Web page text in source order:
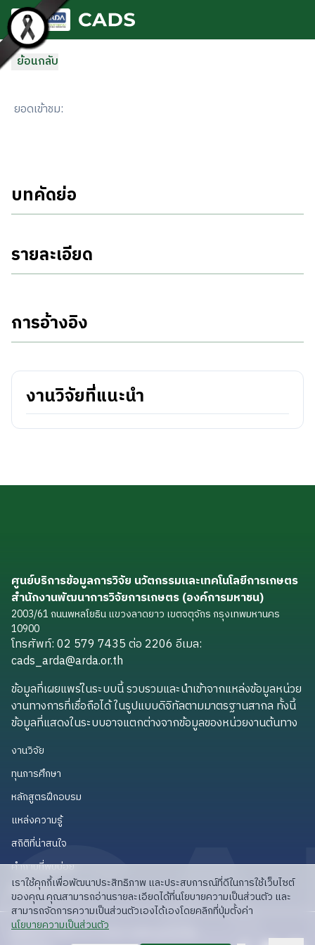
ข้ามไปยังเนื้อหาหลัก
ย้อนกลับ
ยอดเข้าชม:
บทคัดย่อ
รายละเอียด
การอ้างอิง
งานวิจัยที่แนะนำ
ศูนย์บริการข้อมูลการวิจัย นวัตกรรมและเทคโนโลยีการเกษตร
สำนักงานพัฒนาการวิจัยการเกษตร (องค์การมหาชน)
2003/61 ถนนพหลโยธิน แขวงลาดยาว เขตจตุจักร กรุงเทพมหานคร
10900
โทรศัพท์: 02 579 7435 ต่อ 2206 อีเมล:
cads_arda@arda.or.th
ข้อมูลที่เผยแพร่ในระบบนี้ รวบรวมและนำเข้าจากแหล่งข้อมูลหน่วย
งานทางการที่เชื่อถือได้ ในรูปแบบดิจิทัลตามมาตรฐานสากล ทั้งนี้
ข้อมูลที่แสดงในระบบอาจแตกต่างจากข้อมูลของหน่วยงานต้นทาง
งานวิจัย
ทุนการศึกษา
หลักสูตรฝึกอบรม
แหล่งความรู้แหล่งความรู้
สถิติที่น่าสนใจ
คำถามที่พบบ่อยคำถามที่พบบ่อย
API สำหรับนักพัฒนาAPI สำหรับนักพัฒนา
ลิขสิทธิ์ © 2025 สวก: สำนักงานพัฒนาการวิจัย
เราใช้คุกกี้เพื่อพัฒนาประสิทธิภาพ และประสบการณ์ที่ดีในการใช้เว็บไซต์
ของคุณ คุณสามารถอ่านรายละเอียดได้ที่นโยบายความเป็นส่วนตัว และ
สามารถจัดการความเป็นส่วนตัวเองได้เองโดยคลิกที่ปุ่มตั้งค่า
read privacy policy
นโยบายความเป็นส่วนตัว